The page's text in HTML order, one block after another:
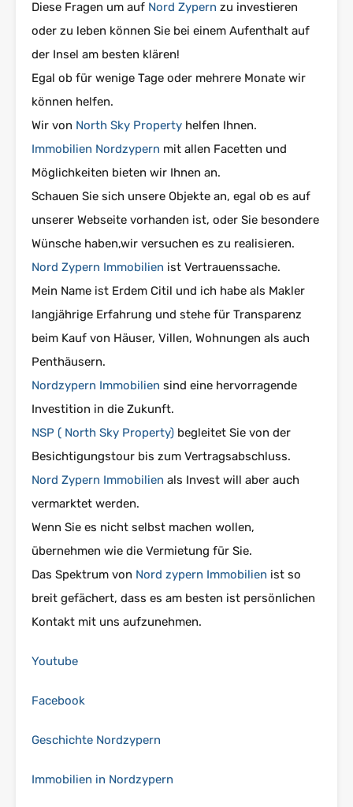
Diese Fragen um auf Nord Zypern zu investieren
oder zu leben können Sie bei einem Aufenthalt auf
der Insel am besten klären!
Egal ob für wenige Tage oder mehrere Monate wir
können helfen.
Wir von North Sky Property helfen Ihnen.
Immobilien Nordzypern mit allen Facetten und
Möglichkeiten bieten wir Ihnen an.
Schauen Sie sich unsere Objekte an, egal ob es auf
unserer Webseite vorhanden ist, oder Sie besondere
Wünsche haben,wir versuchen es zu realisieren.
Nord Zypern Immobilien ist Vertrauenssache.
Mein Name ist Erdem Citil und ich habe als Makler
langjährige Erfahrung und stehe für Transparenz
beim Kauf von Häuser, Villen, Wohnungen als auch
Penthäusern.
Nordzypern Immobilien sind eine hervorragende
Investition in die Zukunft.
NSP ( North Sky Property) begleitet Sie von der
Besichtigungstour bis zum Vertragsabschluss.
Nord Zypern Immobilien als Invest will aber auch
vermarktet werden.
Wenn Sie es nicht selbst machen wollen,
übernehmen wie die Vermietung für Sie.
Das Spektrum von Nord zypern Immobilien ist so
breit gefächert, dass es am besten ist persönlichen
Kontakt mit uns aufzunehmen.
Youtube
Facebook
Geschichte Nordzypern
Immobilien in Nordzypern